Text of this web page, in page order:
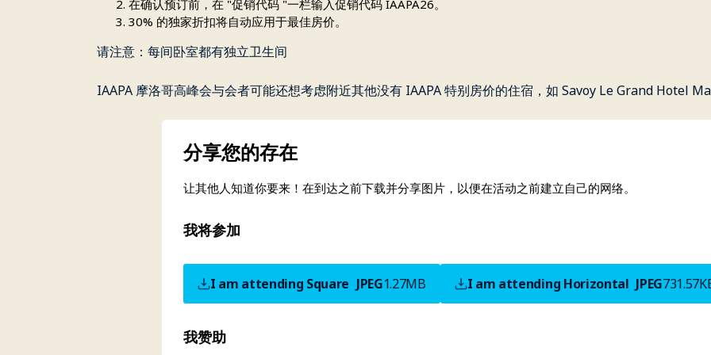
在确认预订前，在 "促销代码 "一栏输入促销代码 IAAPA26。
30% 的独家折扣将自动应用于最佳房价。
请注意：每间卧室都有独立卫生间
IAAPA 摩洛哥高峰会与会者可能还想考虑附近其他没有 IAAPA 特别房价的住宿，如 Savoy Le Grand Hotel
分享您的存在
让其他人知道你要来！在到达之前下载并分享图片，以便在活动之前建立自己的网络。
我将参加
I am attending Square JPEG1.27MB I am attending Horizontal JPEG
我赞助